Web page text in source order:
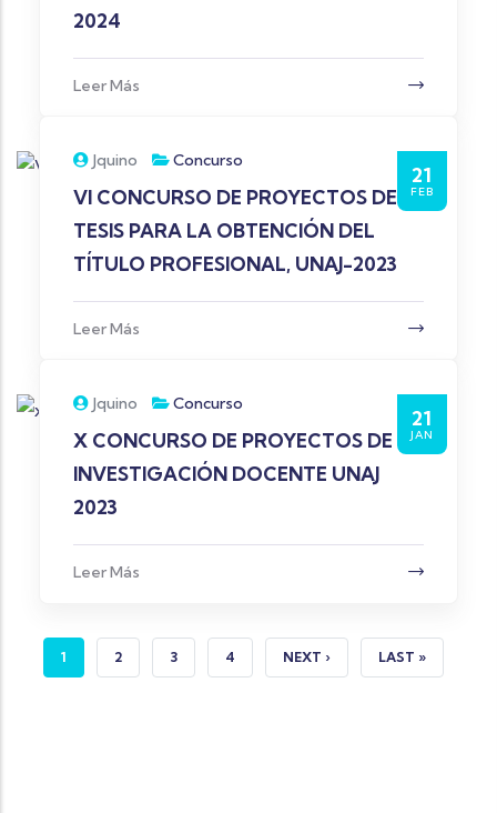
2024
Leer Más
21
FEB
Jquino Concurso
VI CONCURSO DE PROYECTOS DE
TESIS PARA LA OBTENCIÓN DEL
TÍTULO PROFESIONAL, UNAJ-2023
Leer Más
21
JAN
Jquino Concurso
X CONCURSO DE PROYECTOS DE
INVESTIGACIÓN DOCENTE UNAJ
2023
Leer Más
CURRENT PAGE
1 PAGE
2 PAGE
3 PAGE
4 NEXT PAGE
NEXT › LAST PAGE
LAST »